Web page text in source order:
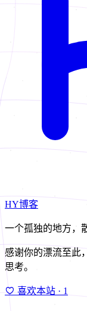
HY博客
一个孤独的地方，
感谢你的漂流至此
思考。
喜欢本站 · 1